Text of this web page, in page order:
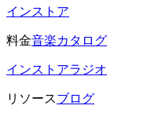
インストア
料金音楽カタログ
インストアラジオ
リソースブログ